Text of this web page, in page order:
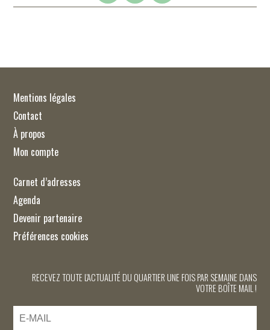
Mentions légales
Contact
À propos
Mon compte
Carnet d’adresses
Agenda
Devenir partenaire
Préférences cookies
RECEVEZ TOUTE L'ACTUALITÉ DU QUARTIER UNE FOIS PAR SEMAINE DANS
VOTRE BOÎTE MAIL !